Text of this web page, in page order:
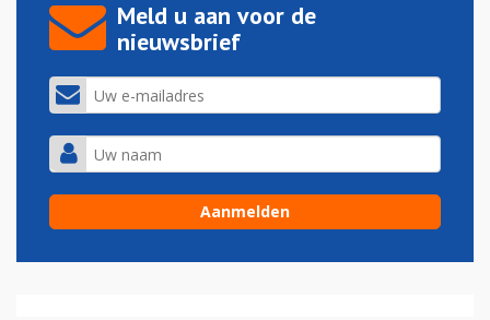
Meld u aan voor de
nieuwsbrief